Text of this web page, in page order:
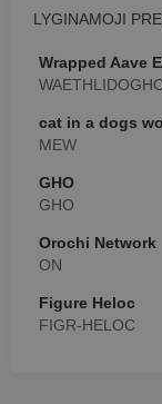
LYGINAMOJI
Wrapped Aave
cat in a dogs
MEW
GHO
GHO
Orochi Network
ON
Figure Heloc
FIGR-HELOC